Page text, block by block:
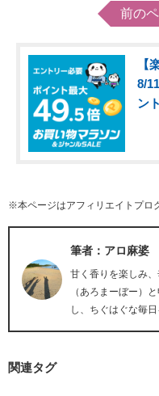
前の
【
8/
ン
※本ページはアフィリエイトプロ
筆者：アロ麻婆
甘く香りを楽しみ
（あろまーぼー）
し、ちぐはぐな毎
関連タグ